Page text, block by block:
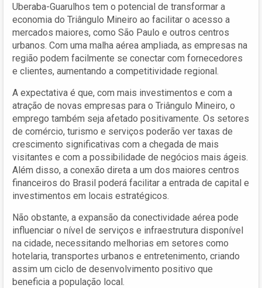
Uberaba-Guarulhos tem o potencial de transformar a
economia do Triângulo Mineiro ao facilitar o acesso a
mercados maiores, como São Paulo e outros centros
urbanos. Com uma malha aérea ampliada, as empresas na
região podem facilmente se conectar com fornecedores
e clientes, aumentando a competitividade regional.
A expectativa é que, com mais investimentos e com a
atração de novas empresas para o Triângulo Mineiro, o
emprego também seja afetado positivamente. Os setores
de comércio, turismo e serviços poderão ver taxas de
crescimento significativas com a chegada de mais
visitantes e com a possibilidade de negócios mais ágeis.
Além disso, a conexão direta a um dos maiores centros
financeiros do Brasil poderá facilitar a entrada de capital e
investimentos em locais estratégicos.
Não obstante, a expansão da conectividade aérea pode
influenciar o nível de serviços e infraestrutura disponível
na cidade, necessitando melhorias em setores como
hotelaria, transportes urbanos e entretenimento, criando
assim um ciclo de desenvolvimento positivo que
beneficia a população local.